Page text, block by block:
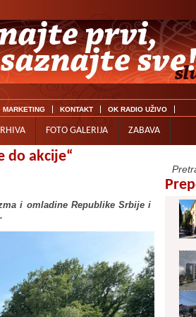
MARKETING KONTAKT OK RADIO UŽIVO
FOTO GALERIJA ZABAVA
do akcije“
i omladine Republike Srbije i